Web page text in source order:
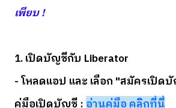
เพียบ !
1. เปิดบัญชีกับ Liberator
- โหลดแอป และ เลือก "สมัครเปิด
คู่มือเปิดบัญชี : อ่านคู่มือ คลิกที่นี่